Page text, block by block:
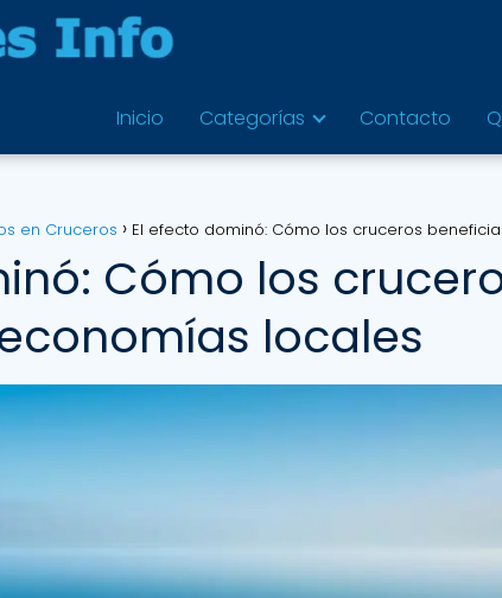
Inicio Categorías Contacto
en Cruceros El efecto dominó: Cómo los cruceros
Cómo los
locales